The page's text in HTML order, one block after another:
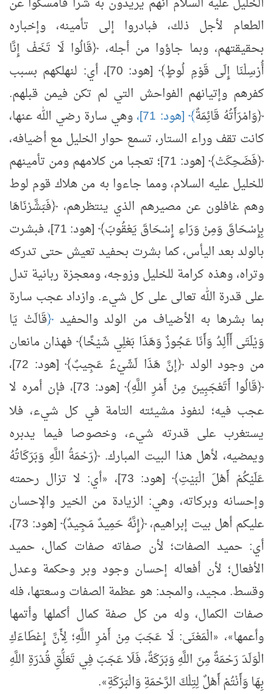
الطعام لأجل ذلك، فبادروا إلى تأمينه، وإخباره
بحقيقتهم، وبما جاؤوا من أجله، ﴿قَالُوا لَا تَخَفْ إِنَّا
أُرْسِلْنَا إِلَى قَوْمِ لُوطٍ﴾ [هود: 70]، أي: لنهلكهم بسبب
كفرهم وإتيانهم الفواحش التي لم تكن فيمن قبلهم.
﴿وَامْرَأَتُهُ قَائِمَةٌ﴾[هود: 71]،
وهي سارة رضي الله عنها،
كانت تقف وراء الستار، تسمع حوار الخليل مع أضيافه،
﴿فَضَحِكَتْ﴾ [هود: 71]؛ تعجبا من كلامهم ومن تأمينهم
للخليل عليه السلام، ومما جاءوا به من هلاك قوم لوط
وهم غافلون عن مصيرهم الذي ينتظرهم، ﴿فَبَشَّرْنَاهَا
بِإِسْحَاقَ وَمِنْ وَرَاءِ إِسْحَاقَ يَعْقُوبَ﴾ [هود: 71]، فبشرت
بالولد بعد اليأس، كما بشرت بحفيد تعيش حتى تدركه
وتراه، وهذه كرامة للخليل وزوجه، ومعجزة ربانية تدل
على قدرة الله تعالى على كل شيء. وازداد عجب سارة
بما بشرها به الأضياف من الولد والحفيد ﴿قَالَتْ يَا
وَيْلَتَى أَأَلِدُ وَأَنَا عَجُوزٌ وَهَذَا بَعْلِي شَيْخًا﴾ فهذان مانعان
من وجود الولد ﴿إنَّ هَذَا لَشَيْءٌ عَجِيبٌ﴾ [هود: 72]،
﴿قَالُوا أَتَعْجَبِينَ مِنْ أَمْرِ اللَّهِ﴾ [هود: 73]، فإن أمره لا
عجب فيه؛ لنفوذ مشيئته التامة في كل شيء، فلا
يستغرب على قدرته شيء، وخصوصا فيما يدبره
ويمضيه، لأهل هذا البيت المبارك. ﴿رَحْمَةُ اللَّهِ وَبَرَكَاتُهُ
عَلَيْكُمْ أَهْلَ الْبَيْتِ﴾ [هود: 73]،
«أي: لا تزال رحمته
وإحسانه وبركاته، وهي: الزيادة من الخير والإحسان
عليكم أهل بيت إبراهيم، ﴿إِنَّهُ حَمِيدٌ مَجِيدٌ﴾ [هود: 73]،
أي: حميد الصفات؛ لأن صفاته صفات كمال، حميد
الأفعال؛ لأن أفعاله إحسان وجود وبر وحكمة وعدل
وقسط. مجيد، والمجد: هو عظمة الصفات وسعتها، فله
صفات الكمال، وله من كل صفة كمال أكملها وأتمها
وأعمها»، «الْمَعْنَى: لَا عَجَبَ مِنْ أَمْرِ اللَّهِ؛ لِأَنَّ إِعْطَاءَكِ
الْوَلَدَ رَحْمَةٌ مِنَ اللَّهِ وَبَرَكَةٌ، فَلَا عَجَبَ فِي تَعَلُّقِ قُدْرَةِ اللَّهِ
بِهَا وَأَنْتُمْ أَهْلٌ لِتِلْكَ الرَّحْمَةِ وَالْبَرَكَةِ»
.